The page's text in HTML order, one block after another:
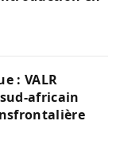
: VALR
africain